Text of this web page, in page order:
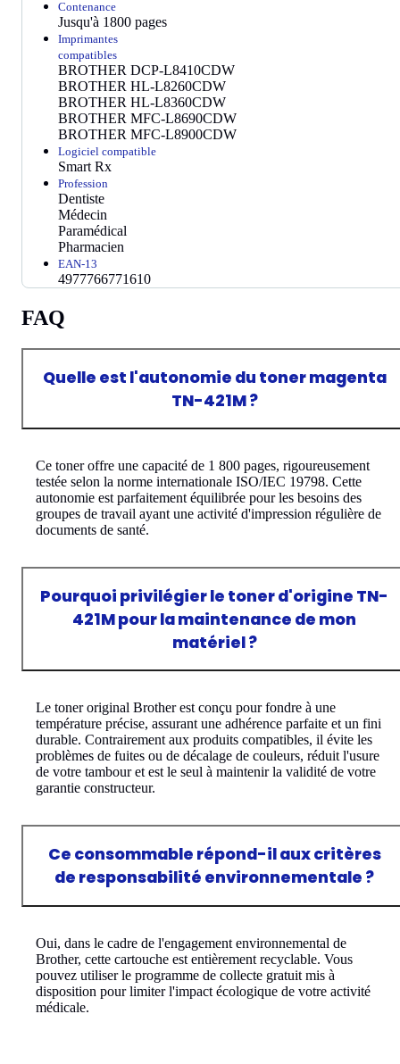
Contenance
Jusqu'à 1800 pages
Imprimantes
compatibles
BROTHER DCP-L8410CDW
BROTHER HL-L8260CDW
BROTHER HL-L8360CDW
BROTHER MFC-L8690CDW
BROTHER MFC-L8900CDW
Logiciel compatible
Smart Rx
Profession
Dentiste
Médecin
Paramédical
Pharmacien
EAN-13
4977766771610
FAQ
Quelle est l'autonomie du toner magenta
TN-421M ?
Ce toner offre une capacité de 1 800 pages, rigoureusement
testée selon la norme internationale ISO/IEC 19798. Cette
autonomie est parfaitement équilibrée pour les besoins des
groupes de travail ayant une activité d'impression régulière de
documents de santé.
Pourquoi privilégier le toner d'origine TN-
421M pour la maintenance de mon
matériel ?
Le toner original Brother est conçu pour fondre à une
température précise, assurant une adhérence parfaite et un fini
durable. Contrairement aux produits compatibles, il évite les
problèmes de fuites ou de décalage de couleurs, réduit l'usure
de votre tambour et est le seul à maintenir la validité de votre
garantie constructeur.
Ce consommable répond-il aux critères
de responsabilité environnementale ?
Oui, dans le cadre de l'engagement environnemental de
Brother, cette cartouche est entièrement recyclable. Vous
pouvez utiliser le programme de collecte gratuit mis à
disposition pour limiter l'impact écologique de votre activité
médicale.